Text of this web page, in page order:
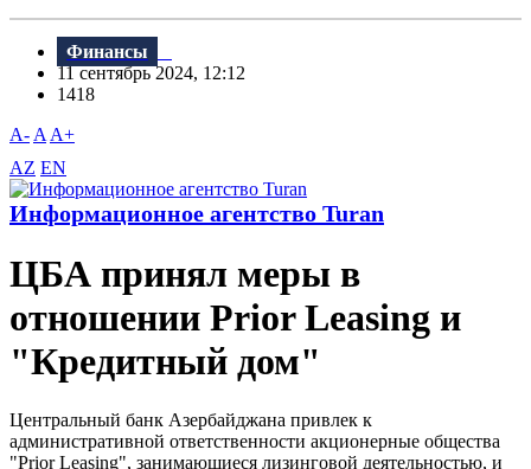
Финансы
11 сентябрь 2024, 12:12
1418
A- A A+
AZ EN
Информационное агентство Turan
ЦБА принял меры в
отношении Prior Leasing и
"Кредитный дом"
Центральный банк Азербайджана привлек к
административной ответственности акционерные общества
"Prior Leasing", занимающиеся лизинговой деятельностью, и